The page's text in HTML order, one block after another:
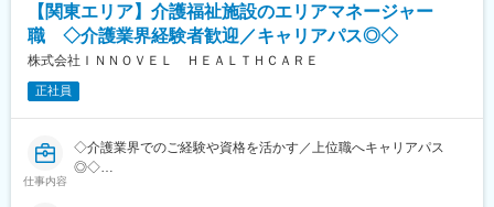
駅、千住大橋駅、京王多摩川駅、府中競馬正門前駅、立川駅、栄
町駅(千葉県)、千葉中央駅、千葉駅、新津田沼駅、京成八幡駅、市
川真間駅、新越谷駅、本川越駅、武蔵小杉駅、登戸駅、尻手駅、
戸三宮駅(阪急・神戸高速)、西鉄福岡駅、下板橋駅、日暮里駅、立
川北駅、県庁前駅(千葉県)、新千葉駅、東海神駅、大神宮下駅、本
【関東エリア】介護福祉施設のエリアマネージャー
職 ◇介護業界経験者歓迎／キャリアパス◎◇
株式会社ＩＮＮＯＶＥＬ ＨＥＡＬＴＨＣＡＲＥ
正社員
仕事内容
◇介護業界でのご経験や資格を活かす／上位職へキャリアパス
◎◇